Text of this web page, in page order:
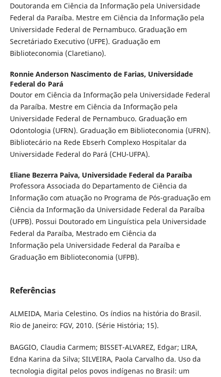
Doutoranda em Ciência da Informação pela Universidade
Federal da Paraíba. Mestre em Ciência da Informação pela
Universidade Federal de Pernambuco. Graduação em
Secretáriado Executivo (UFPE). Graduação em
Biblioteconomia (Claretiano).
Ronnie Anderson Nascimento de Farias, Universidade
Federal do Pará
Doutor em Ciência da Informação pela Universidade Federal
da Paraíba. Mestre em Ciência da Informação pela
Universidade Federal de Pernambuco. Graduação em
Odontologia (UFRN). Graduação em Biblioteconomia (UFRN).
Bibliotecário na Rede Ebserh Complexo Hospitalar da
Universidade Federal do Pará (CHU-UFPA).
Eliane Bezerra Paiva, Universidade Federal da Paraíba
Professora Associada do Departamento de Ciência da
Informação com atuação no Programa de Pós-graduação em
Ciência da Informação da Universidade Federal da Paraíba
(UFPB). Possui Doutorado em Linguística pela Universidade
Federal da Paraíba, Mestrado em Ciência da
Informação pela Universidade Federal da Paraíba e
Graduação em Biblioteconomia (UFPB).
Referências
ALMEIDA, Maria Celestino. Os índios na história do Brasil.
Rio de Janeiro: FGV, 2010. (Série História; 15).
BAGGIO, Claudia Carmem; BISSET-ALVAREZ, Edgar; LIRA,
Edna Karina da Silva; SILVEIRA, Paola Carvalho da. Uso da
tecnologia digital pelos povos indígenas no Brasil: um